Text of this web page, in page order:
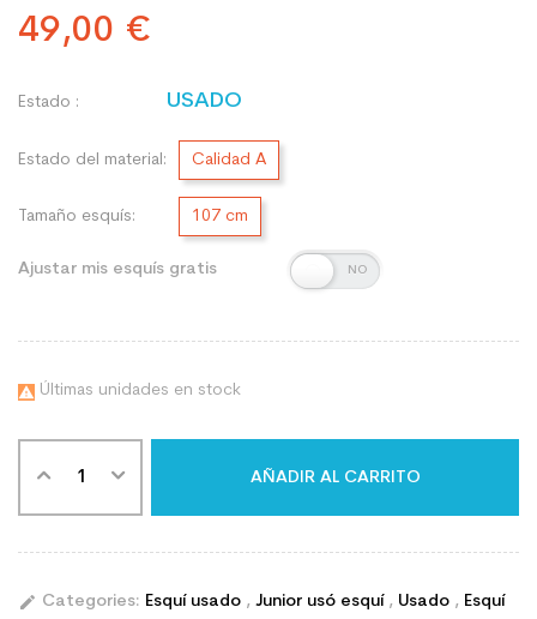
49,00 €
Estado : USADO
Estado del material: Calidad A
Tamaño esquís: 107 cm
Ajustar mis esquís gratis
 Últimas unidades en stock
AÑADIR AL CARRITO
edit Categories: Esquí usado , Junior usó esquí , Usado , Esquí